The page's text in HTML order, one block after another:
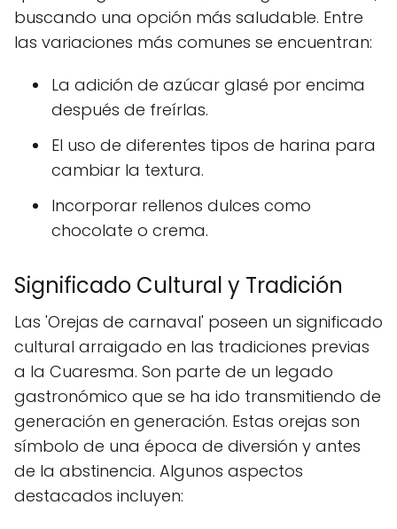
buscando una opción más saludable. Entre
las variaciones más comunes se encuentran:
La adición de azúcar glasé por encima
después de freírlas.
El uso de diferentes tipos de harina para
cambiar la textura.
Incorporar rellenos dulces como
chocolate o crema.
Significado Cultural y Tradición
Las 'Orejas de carnaval' poseen un significado
cultural arraigado en las tradiciones previas
a la Cuaresma. Son parte de un legado
gastronómico que se ha ido transmitiendo de
generación en generación. Estas orejas son
símbolo de una época de diversión y antes
de la abstinencia. Algunos aspectos
destacados incluyen: